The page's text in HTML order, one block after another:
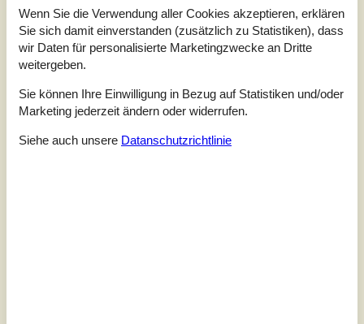
Unsere GästebewertungenExterne Bewertungen
Service vor Ort:
Wenn Sie die Verwendung aller Cookies akzeptieren, erklären
Sie sich damit einverstanden (zusätzlich zu Statistiken), dass
wir Daten für personalisierte Marketingzwecke an Dritte
weitergeben.
Sie können Ihre Einwilligung in Bezug auf Statistiken und/oder
Marketing jederzeit ändern oder widerrufen.
Siehe auch unsere Datanschutzrichtlinie